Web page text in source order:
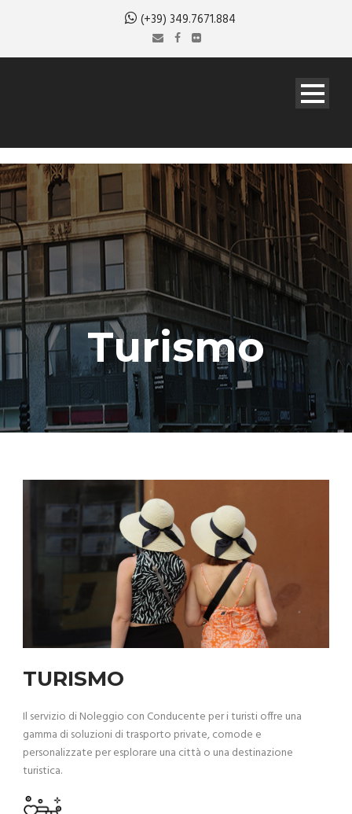
(+39) 349.7671.884
Turismo
TURISMO
Il servizio di Noleggio con Conducente per i turisti offre una
gamma di soluzioni di trasporto private, comode e
personalizzate per esplorare una città o una destinazione
turistica.